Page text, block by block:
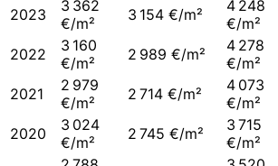
2023
3 362
€/m²
3 154 €/m²
4 248
€/m²
2022
3 160
€/m²
2 989 €/m²
4 278
€/m²
2021
2 979
€/m²
2 714 €/m²
4 073
€/m²
2020
3 024
€/m²
2 745 €/m²
3 715
€/m²